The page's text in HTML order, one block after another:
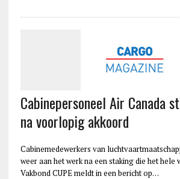
Cabinepersoneel Air Canada
na voorlopig akkoord
Cabinemedewerkers van
weer aan het werk na een staking die het hele
Vakbond CUPE meldt in een bericht op…